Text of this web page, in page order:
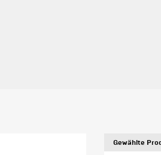
Gewählte